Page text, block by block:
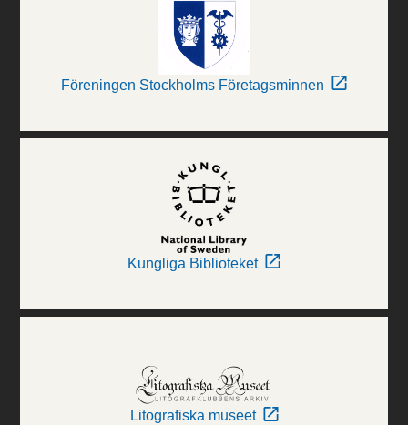
Föreningen Stockholms Företagsminnen
Kungliga Biblioteket
Litografiska museet